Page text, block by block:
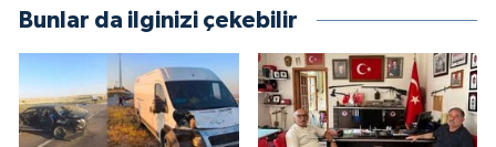
Bunlar da ilginizi çekebilir